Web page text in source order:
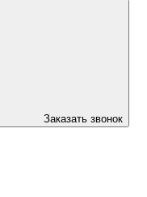
Заказать звонок